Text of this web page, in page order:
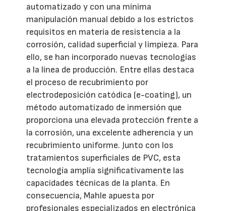
automatizado y con una mínima
manipulación manual debido a los estrictos
requisitos en materia de resistencia a la
corrosión, calidad superficial y limpieza. Para
ello, se han incorporado nuevas tecnologías
a la línea de producción. Entre ellas destaca
el proceso de recubrimiento por
electrodeposición catódica (e-coating), un
método automatizado de inmersión que
proporciona una elevada protección frente a
la corrosión, una excelente adherencia y un
recubrimiento uniforme. Junto con los
tratamientos superficiales de PVC, esta
tecnología amplía significativamente las
capacidades técnicas de la planta. En
consecuencia, Mahle apuesta por
profesionales especializados en electrónica